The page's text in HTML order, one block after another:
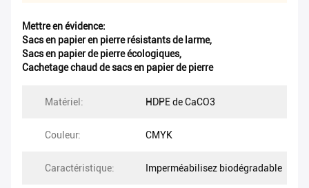
Mettre en évidence:
Sacs en papier en pierre résistants de larme,
Sacs en papier de pierre écologiques,
Cachetage chaud de sacs en papier de pierre
Matériel: HDPE de CaCO3
Couleur: CMYK
Caractéristique: Imperméabilisez biodégradable